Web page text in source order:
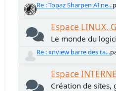
Re : Topaz Sharpen AI ne...
Espace LINUX,
Le monde du
Re : xnview barre des ta...
Espace
Création de sites,